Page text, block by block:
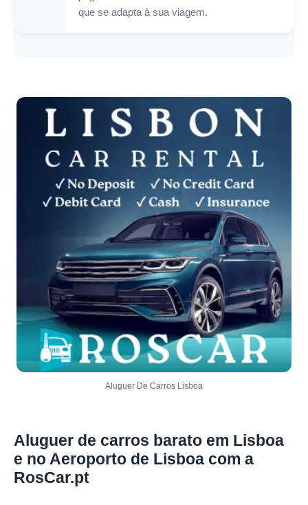
que se adapta à sua viagem.
Aluguer De Carros Lisboa
Aluguer de carros barato em Lisboa
e no Aeroporto de Lisboa com a
RosCar.pt